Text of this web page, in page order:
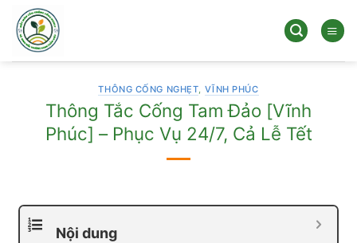
qua
dung
THÔNG CỐNG NGHẸT, VĨNH PHÚC
Thông Tắc Cống Tam Đảo [Vĩnh
Phúc] – Phục Vụ 24/7, Cả Lễ Tết
Nội dung